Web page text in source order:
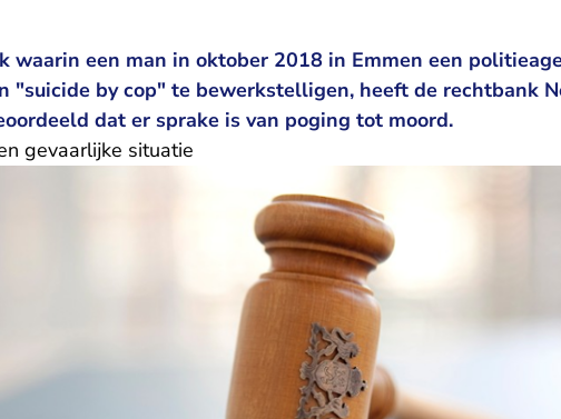
waarin een man in oktober 2018 in Emmen een
"suicide by cop" te bewerkstelligen, heeft de rechtbank
dat er sprake is van poging tot moord.
gevaarlijke situatie